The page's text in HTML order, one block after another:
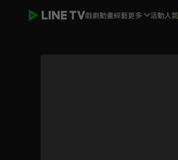
戲劇動畫綜藝更多 活動人